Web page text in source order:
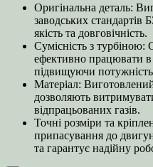
Оригінальна деталь:
заводських
якість та довговічність.
Сумісність з турбіною:
ефективно працювати в
підвищуючи
Матеріал:
дозволяють
відпрацьованих газів.
Точні розміри та
припасування до
та гарантує надійну